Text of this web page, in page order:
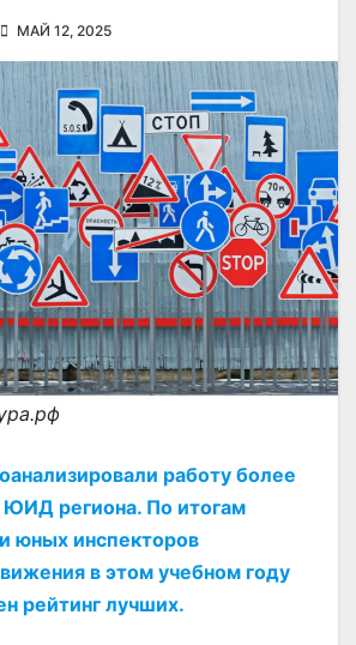
МАЙ 12, 2025
работу более
региона. По итогам
юных инспекторов
в этом учебном году
рейтинг лучших.